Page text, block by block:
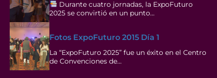
Durante cuatro jornadas, la ExpoFuturo
2025 se convirtió en un punto…
Fotos ExpoFuturo 2015 Día 1
La “ExpoFuturo 2025” fue un éxito en el Centro
de Convenciones de…